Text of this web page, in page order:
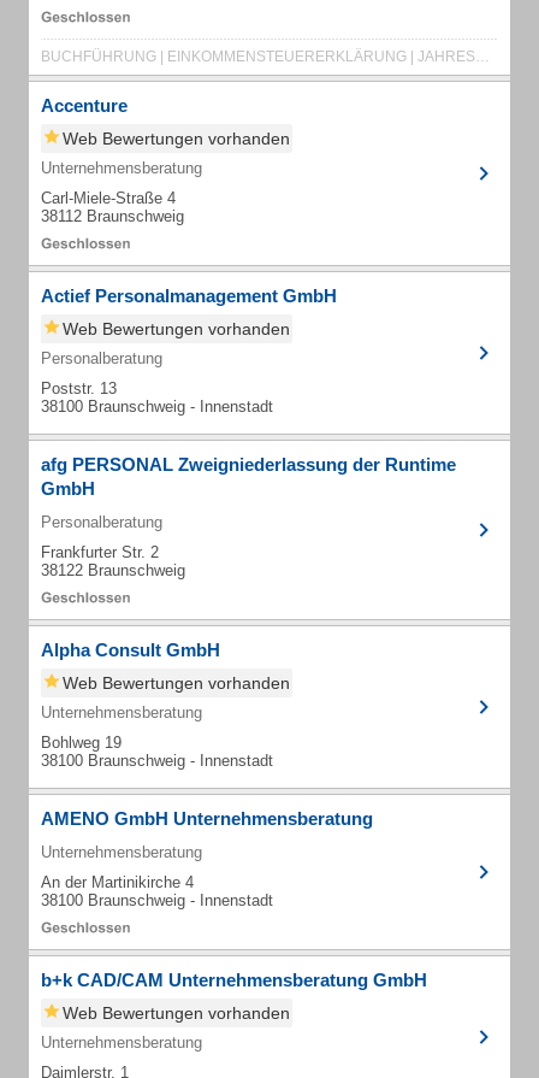
BUCHFÜHRUNG | EINKOMMENSTEUERERKLÄRUNG | JAHRESABSCHLUSS | LOHNBUCHHALTUNG | RECHT
Accenture
Web Bewertungen vorhanden
Unternehmensberatung
Carl-Miele-Straße 4
38112 Braunschweig
Actief Personalmanagement GmbH
Web Bewertungen vorhanden
Personalberatung
Poststr. 13
38100 Braunschweig - Innenstadt
afg PERSONAL Zweigniederlassung der Runtime
GmbH
Personalberatung
Frankfurter Str. 2
38122 Braunschweig
Alpha Consult GmbH
Web Bewertungen vorhanden
Unternehmensberatung
Bohlweg 19
38100 Braunschweig - Innenstadt
AMENO GmbH Unternehmensberatung
Unternehmensberatung
An der Martinikirche 4
38100 Braunschweig - Innenstadt
b+k CAD/CAM Unternehmensberatung GmbH
Web Bewertungen vorhanden
Unternehmensberatung
Daimlerstr. 1